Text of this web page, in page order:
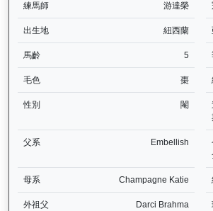
練馬師 游達榮
出生地 紐西蘭
馬齡 5
毛色 棗
性別 閹
父系 Embellish
母系 Champagne Katie
外祖父 Darci Brahma